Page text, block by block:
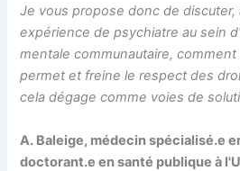
Je vous propose donc de discuter,
expérience de psychiatre au sein
mentale communautaire,
permet et freine le respect des
cela dégage comme voies de
A. Baleige, médecin spécialisé.e
doctorant.e en santé publique à